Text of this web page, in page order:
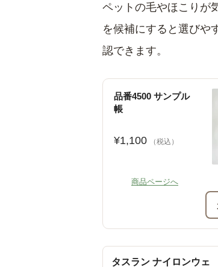
ペットの毛やほこりが
を候補にすると選びや
認できます。
品番4500 サンプル
帳
¥1,100 （税込）
商品ページへ
タスラン ナイロンウェ